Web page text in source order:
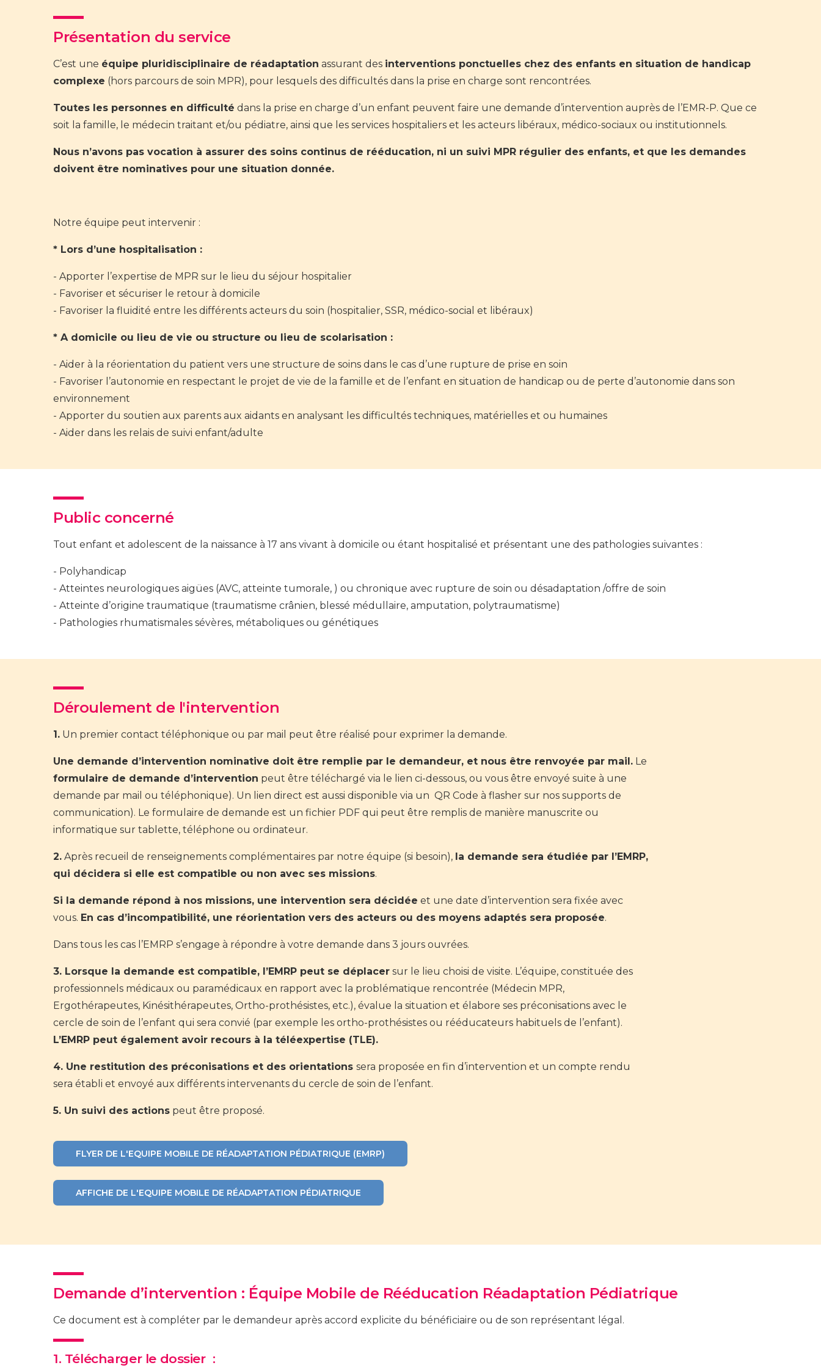
Présentation du service
C’est une équipe pluridisciplinaire de réadaptation assurant des interventions ponctuelles chez des enfants en situation de handicap
complexe (hors parcours de soin MPR), pour lesquels des difficultés dans la prise en charge sont rencontrées.
Toutes les personnes en difficulté dans la prise en charge d’un enfant peuvent faire une demande d’intervention auprès de l’EMR-P. Que ce
soit la famille, le médecin traitant et/ou pédiatre, ainsi que les services hospitaliers et les acteurs libéraux, médico-sociaux ou institutionnels.
Nous n’avons pas vocation à assurer des soins continus de rééducation, ni un suivi MPR régulier des enfants, et que les demandes
doivent être nominatives pour une situation donnée.
Notre équipe peut intervenir :
* Lors d’une hospitalisation :
Apporter l’expertise de MPR sur le lieu du séjour hospitalier
Favoriser et sécuriser le retour à domicile
Favoriser la fluidité entre les différents acteurs du soin (hospitalier, SSR, médico-social et libéraux)
* A domicile ou lieu de vie ou structure ou lieu de scolarisation :
Aider à la réorientation du patient vers une structure de soins dans le cas d’une rupture de prise en soin
Favoriser l’autonomie en respectant le projet de vie de la famille et de l’enfant en situation de handicap ou de perte d’autonomie dans son
environnement
Apporter du soutien aux parents aux aidants en analysant les difficultés techniques, matérielles et ou humaines
Aider dans les relais de suivi enfant/adulte
Public concerné
Tout enfant et adolescent de la naissance à 17 ans vivant à domicile ou étant hospitalisé et présentant une des pathologies suivantes :
Polyhandicap
Atteintes neurologiques aigües (AVC, atteinte tumorale, ) ou chronique avec rupture de soin ou désadaptation /offre de soin
Atteinte d’origine traumatique (traumatisme crânien, blessé médullaire, amputation, polytraumatisme)
Pathologies rhumatismales sévères, métaboliques ou génétiques
Déroulement de l'intervention
1. Un premier contact téléphonique ou par mail peut être réalisé pour exprimer la demande.
Une demande d’intervention nominative doit être remplie par le demandeur, et nous être renvoyée par mail. Le
formulaire de demande d’intervention peut être téléchargé via le lien ci-dessous, ou vous être envoyé suite à une
demande par mail ou téléphonique). Un lien direct est aussi disponible via un QR Code à flasher sur nos supports de
communication). Le formulaire de demande est un fichier PDF qui peut être remplis de manière manuscrite ou
informatique sur tablette, téléphone ou ordinateur.
2. Après recueil de renseignements complémentaires par notre équipe (si besoin), la demande sera étudiée par l’EMRP,
qui décidera si elle est compatible ou non avec ses missions.
Si la demande répond à nos missions, une intervention sera décidée et une date d’intervention sera fixée avec
vous. En cas d’incompatibilité, une réorientation vers des acteurs ou des moyens adaptés sera proposée.
Dans tous les cas l’EMRP s’engage à répondre à votre demande dans 3 jours ouvrées.
3. Lorsque la demande est compatible, l’EMRP peut se déplacer sur le lieu choisi de visite. L’équipe, constituée des
professionnels médicaux ou paramédicaux en rapport avec la problématique rencontrée (Médecin MPR,
Ergothérapeutes, Kinésithérapeutes, Ortho-prothésistes, etc.), évalue la situation et élabore ses préconisations avec le
cercle de soin de l’enfant qui sera convié (par exemple les ortho-prothésistes ou rééducateurs habituels de l’enfant).
L’EMRP peut également avoir recours à la téléexpertise (TLE).
4. Une restitution des préconisations et des orientations sera proposée en fin d’intervention et un compte rendu
sera établi et envoyé aux différents intervenants du cercle de soin de l’enfant.
5. Un suivi des actions peut être proposé.
FLYER DE L'EQUIPE MOBILE DE RÉADAPTATION PÉDIATRIQUE (EMRP)
AFFICHE DE L'EQUIPE MOBILE DE RÉADAPTATION PÉDIATRIQUE
Demande d’intervention : Équipe Mobile de Rééducation Réadaptation Pédiatrique
Ce document est à compléter par le demandeur après accord explicite du bénéficiaire ou de son représentant légal.
1. Télécharger le dossier :